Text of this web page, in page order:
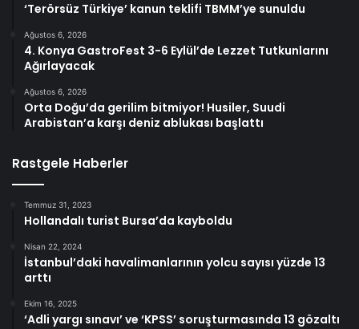
‘Terörsüz Türkiye’ kanun teklifi TBMM’ye sunuldu
Ağustos 6, 2026
4. Konya GastroFest 3-6 Eylül’de Lezzet Tutkunlarını
Ağırlayacak
Ağustos 6, 2026
Orta Doğu’da gerilim bitmiyor! Husiler, Suudi
Arabistan’a karşı deniz ablukası başlattı
Rastgele Haberler
Temmuz 31, 2023
Hollandalı turist Bursa’da kayboldu
Nisan 22, 2024
İstanbul’daki havalimanlarının yolcu sayısı yüzde 13
arttı
Ekim 16, 2025
‘Adli yargı sınavı’ ve ‘KPSS’ soruşturmasında 13 gözaltı